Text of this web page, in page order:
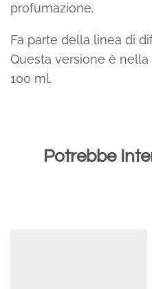
profumazione.
Fa parte della linea di
Questa versione è
100 ml.
Potrebbe